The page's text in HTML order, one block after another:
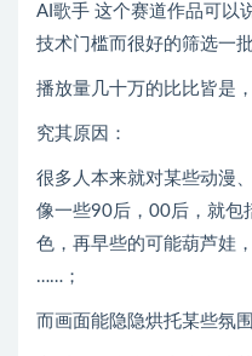
AI歌手 这个赛道作品可以
技术门槛而很好的筛选一批
播放量几十万的比比皆是
究其原因：
很多人本来就对某些动漫
像一些90后，00后，就包
色，再早些的可能葫芦娃
……；
而画面能隐隐烘托某些氛